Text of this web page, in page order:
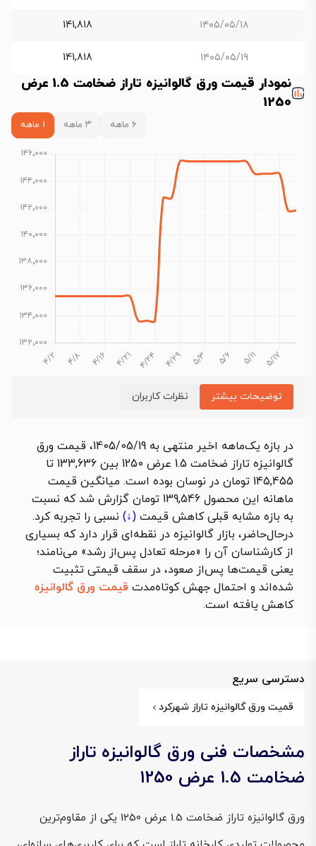
۱۴۰۵/۰۵/۱۸ 141,818
۱۴۰۵/۰۵/۱۹ 141,818
نمودار قیمت ورق گالوانیزه تاراز ضخامت 1.5 عرض
1250
۶ ماهه ۳ ماهه ۱ ماهه
توضیحات بیشتر نظرات کاربران
در بازه یک‌ماهه اخیر منتهی به 1405/05/19،
قیمت ورق
گالوانیزه تاراز ضخامت 1.5 عرض 1250
بین 133,636 تا
145,455 تومان در نوسان بوده است. میانگین قیمت
ماهانه این محصول 139,546 تومان گزارش شد که نسبت
به بازه مشابه قبلیکاهش قیمت (↓) نسبی را تجربه کرد.
درحال‌حاضر، بازار گالوانیزه در نقطه‌ای قرار دارد که بسیاری
از کارشناسان آن را «مرحله تعادل پس‌از رشد» می‌نامند؛
یعنی قیمت‌ها پس‌از صعود، در سقف قیمتی تثبیت
شده‌اند و احتمال جهش کوتاه‌مدت قیمت ورق گالوانیزه
کاهش یافته است.
دسترسی سریع
قمیت ورق گالوانیزه تاراز شهرکرد
مشخصات فنی ورق گالوانیزه تاراز
ضخامت 1.5 عرض 1250
ورق گالوانیزه تاراز ضخامت 1.5 عرض 1250 یکی از مقاوم‌ترین